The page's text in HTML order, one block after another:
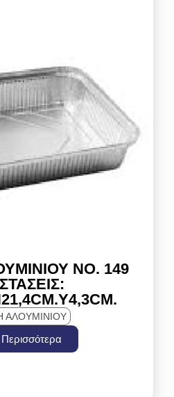
ΝΟ. 149
ΑΛΟΥΜΙΝΙΟΥ
Περισσότερα